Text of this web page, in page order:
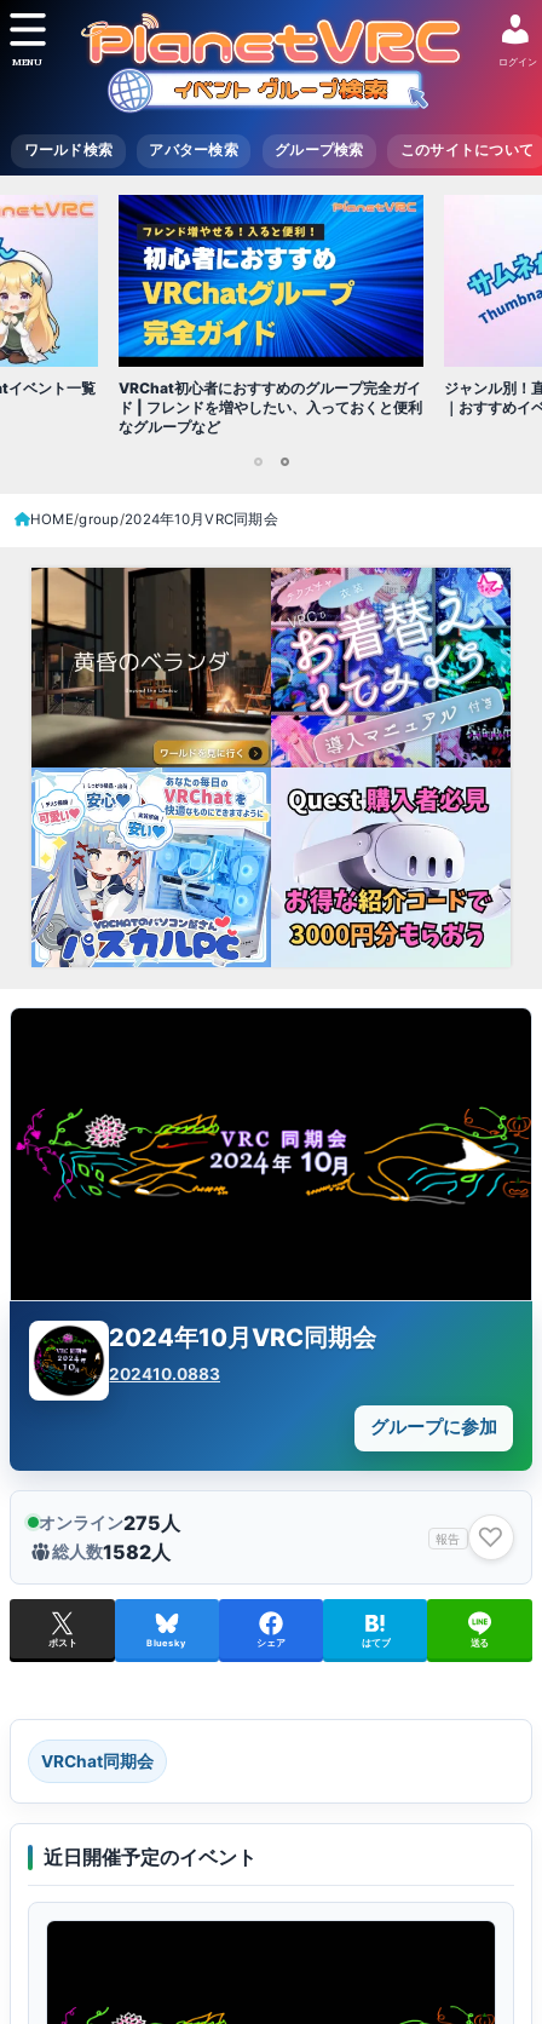
ワールド検索 アバター検索 グループ検索 このサイトについて
ログイン
MENU
イベント一覧
VRChat初心者におすすめのグループ完全ガイ
ド | フレンドを増やしたい、入っておくと便利
なグループなど
ジャンル別！
｜おすすめイ
HOME group 2024年10月VRC同期会
2024年10月VRC同期会
202410.0883
グループに参加
オンライン275人
総人数1582人
報告 ♡
ポスト Bluesky シェア はてブ 送る
VRChat同期会
近日開催予定のイベント